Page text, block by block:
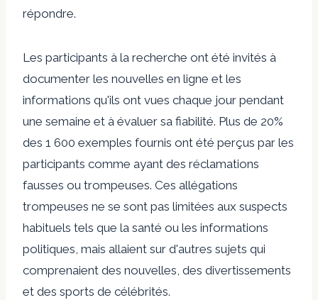
répondre.
Les participants à la recherche ont été invités à
documenter les nouvelles en ligne et les
informations qu'ils ont vues chaque jour pendant
une semaine et à évaluer sa fiabilité. Plus de 20%
des 1 600 exemples fournis ont été perçus par les
participants comme ayant des réclamations
fausses ou trompeuses. Ces allégations
trompeuses ne se sont pas limitées aux suspects
habituels tels que la santé ou les informations
politiques, mais allaient sur d'autres sujets qui
comprenaient des nouvelles, des divertissements
et des sports de célébrités.